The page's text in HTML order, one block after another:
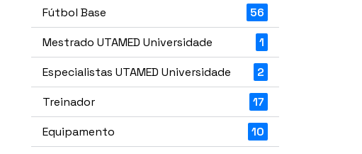
Fútbol Base
56
Mestrado UTAMED Universidade
1
Especialistas UTAMED Universidade
2
Treinador
17
Equipamento
10